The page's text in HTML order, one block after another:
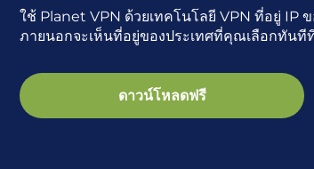
ใช้ Planet VPN ด้วยเทคโนโลยี VPN ที่อยู่ IP
ภายนอกจะเห็นที่อยู่ของประเทศที่คุณเลือกทัน
ดาวน์โหลดฟรี